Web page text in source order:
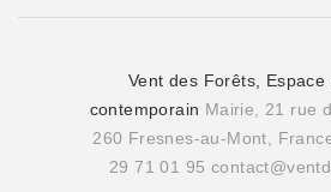
Vent des Forêts, Espace
contemporain Mairie, 21 rue
260 Fresnes-au-Mont,
29 71 01 95